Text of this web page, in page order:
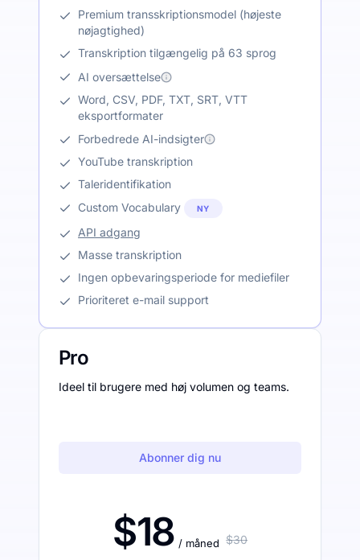
Premium transskriptionsmodel (højeste
nøjagtighed)
Transkription tilgængelig på 63 sprog
AI oversættelse
Word, CSV, PDF, TXT, SRT, VTT
eksportformater
Forbedrede AI-indsigter
YouTube transkription
Taleridentifikation
Custom Vocabulary
NY
API adgang
Masse transkription
Ingen opbevaringsperiode for mediefiler
Prioriteret e-mail support
Pro
Ideel til brugere med høj volumen og teams.
Abonner dig nu
$18 / måned $30